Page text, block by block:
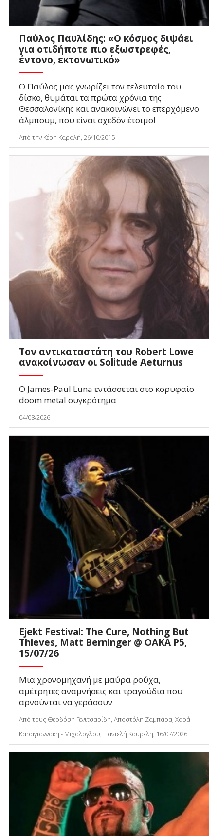
Παύλος Παυλίδης: «Ο κόσμος διψάει
για οτιδήποτε πιο εξωστρεφές,
έντονο, εκτονωτικό»
Ο Παύλος μας γνωρίζει τον τελευταίο του
δίσκο, θυμάται τα πρώτα χρόνια της
Θεσσαλονίκης και ανακοινώνει το επερχόμενο
άλμπουμ, που είναι σχεδόν έτοιμο!
Από την Κέρη Καραλή, 26/10/2015
Τον αντικαταστάτη του Robert Lowe
ανακοίνωσαν οι Solitude Aeturnus
Ο James-Paul Luna εντάσσεται στο κορυφαίο
doom metal συγκρότημα
04/08/2026
Ejekt Festival: The Cure, Nothing But
Thieves, Matt Berninger @ ΟΑΚΑ P5,
15/07/26
Μια χρονομηχανή με μαύρα ρούχα,
αμέτρητες αναμνήσεις και τραγούδια που
αρνούνται να γεράσουν
Από τους Θεοδόση Γενιτσαρίδη, Αποστόλη Ζαμπάρα, Χαρά
Καραγιαννάκη - Μιχάλογλου, Παντελή Κουρέλη, 16/07/2026